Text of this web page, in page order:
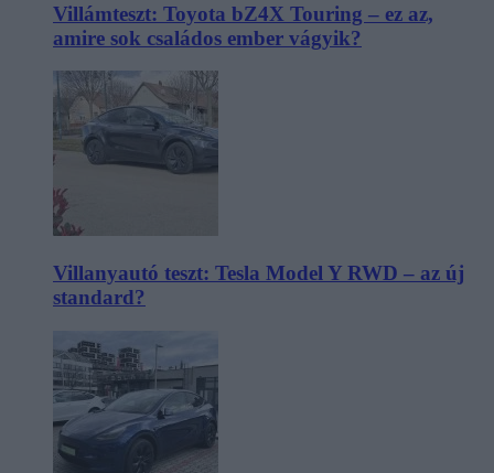
Villámteszt: Toyota bZ4X Touring – ez az,
amire sok családos ember vágyik?
Villanyautó teszt: Tesla Model Y RWD – az új
standard?